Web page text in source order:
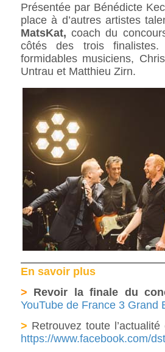
Présentée par Bénédicte
place à d’autres artistes
MatsKat, coach du
côtés des trois
formidables musiciens,
Untrau et Matthieu Zirn.
En savoir plus
> Revoir la finale du
YouTube de France 3 Grand
> Retrouvez toute
https://www.facebook.com/